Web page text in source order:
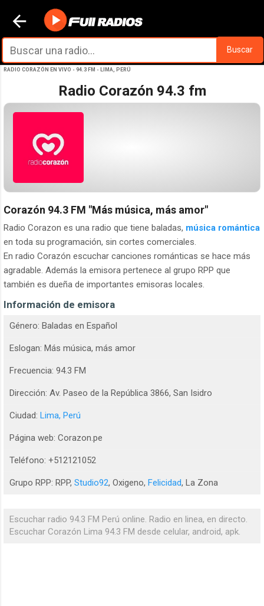
Ir al contenido principal
Buscar
RADIO CORAZÓN EN VIVO - 94.3 FM - LIMA, PERÚ
Radio Corazón 94.3 fm
Corazón 94.3 FM "Más música, más amor"
Radio Corazon es una radio que tiene baladas, música romántica
en toda su programación, sin cortes comerciales.
En radio Corazón escuchar canciones románticas se hace más
agradable. Además la emisora pertenece al grupo RPP que
también es dueña de importantes emisoras locales.
Información de emisora
Género: Baladas en Español
Eslogan: Más música, más amor
Frecuencia: 94.3 FM
Dirección: Av. Paseo de la República 3866, San Isidro
Ciudad: Lima, Perú
Página web: Corazon.pe
Teléfono: +512121052
Grupo RPP: RPP, Studio92, Oxigeno, Felicidad, La Zona
Escuchar radio 94.3 FM Perú online. Radio en linea, en directo.
Escuchar Corazón Lima 94.3 FM desde celular, android, apk.